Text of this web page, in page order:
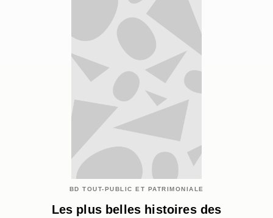
BD TOUT-PUBLIC ET PATRIMONIALE
Les plus belles histoires des